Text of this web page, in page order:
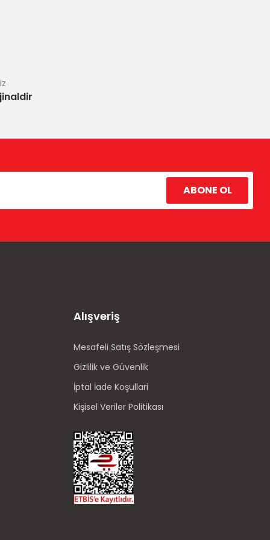
ABONE OL
Alışveriş
Mesafeli Satış Sözleşmesi
Gizlilik ve Güvenlik
İptal İade Koşullari
Kişisel Veriler Politikası